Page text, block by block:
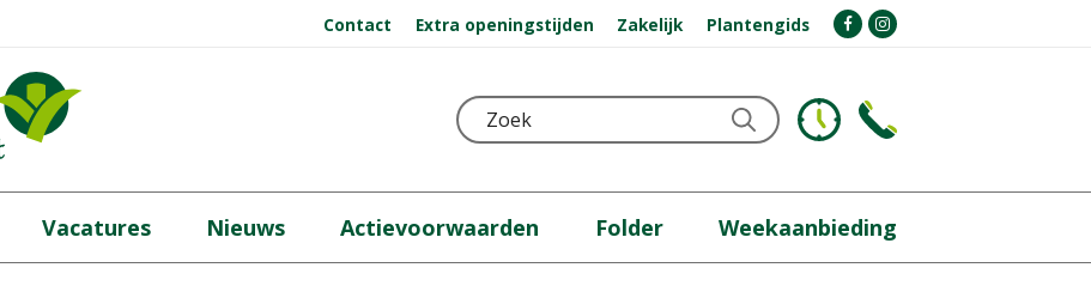
Contact Extra openingstijden Zakelijk Plantengids
Vacatures Nieuws Actievoorwaarden Folder Weekaanbieding